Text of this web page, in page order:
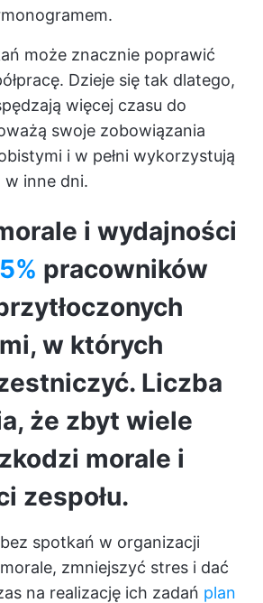
może znacznie poprawić
Dzieje się tak dlatego,
więcej czasu do
swoje zobowiązania
i w pełni wykorzystują
w inne dni.
i wydajności
pracowników
w których
Liczba
że zbyt wiele
morale i
zespołu.
spotkań w organizacji
zmniejszyć stres i dać
na realizację ich zadań plan